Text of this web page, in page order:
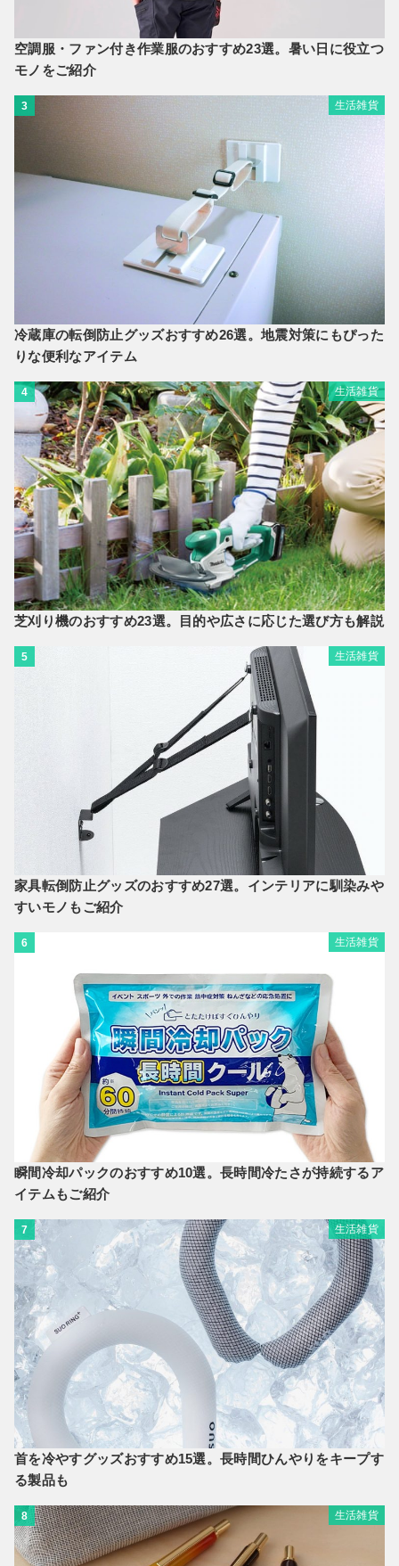
空調服・ファン付き作業服のおすすめ23選。暑い日に役立つ
モノをご紹介
3 生活雑貨
冷蔵庫の転倒防止グッズおすすめ26選。地震対策にもぴった
りな便利なアイテム
4 生活雑貨
芝刈り機のおすすめ23選。目的や広さに応じた選び方も解説
5 生活雑貨
家具転倒防止グッズのおすすめ27選。インテリアに馴染みや
すいモノもご紹介
6 生活雑貨
瞬間冷却パックのおすすめ10選。長時間冷たさが持続するア
イテムもご紹介
7 生活雑貨
首を冷やすグッズおすすめ15選。長時間ひんやりをキープす
る製品も
8 生活雑貨